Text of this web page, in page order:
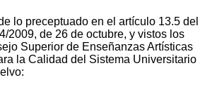
lo preceptuado en el artículo 13.5 del
2009, de 26 de octubre, y vistos los
Superior de Enseñanzas Artísticas
la Calidad del Sistema Universitario